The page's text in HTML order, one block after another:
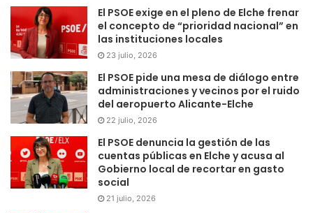
El PSOE exige en el pleno de Elche frenar
el concepto de “prioridad nacional” en
las instituciones locales
23 julio, 2026
El PSOE pide una mesa de diálogo entre
administraciones y vecinos por el ruido
del aeropuerto Alicante-Elche
22 julio, 2026
El PSOE denuncia la gestión de las
cuentas públicas en Elche y acusa al
Gobierno local de recortar en gasto
social
21 julio, 2026